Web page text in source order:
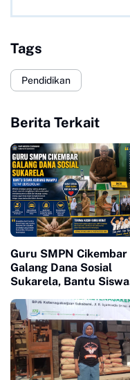
Tags
Pendidikan
Berita Terkait
Guru SMPN Cikembar
Galang Dana Sosial
Sukarela, Bantu Siswa
Bersekolah